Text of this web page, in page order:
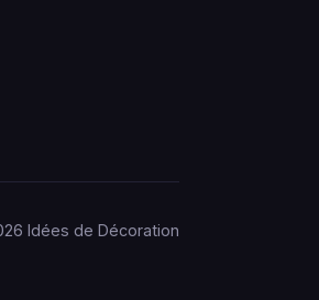
Idées de Décoration